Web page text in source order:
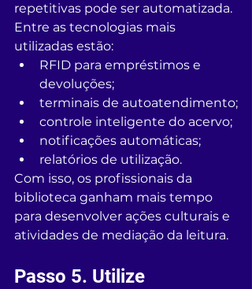
repetitivas pode ser automatizada.
Entre as tecnologias mais
utilizadas estão:
RFID para empréstimos e
devoluções;
terminais de autoatendimento;
controle inteligente do acervo;
notificações automáticas;
relatórios de utilização.
Com isso, os profissionais da
biblioteca ganham mais tempo
para desenvolver ações culturais e
atividades de mediação da leitura.
Passo 5. Utilize